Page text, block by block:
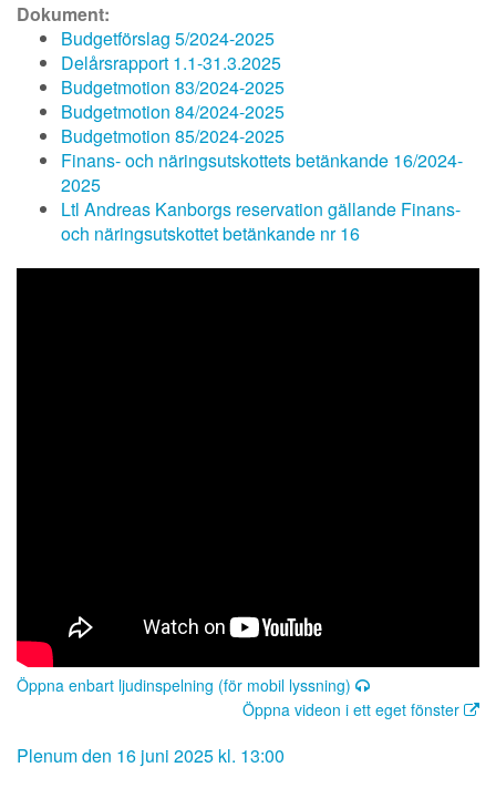
Dokument:
Budgetförslag 5/2024-2025
Delårsrapport 1.1-31.3.2025
Budgetmotion 83/2024-2025
Budgetmotion 84/2024-2025
Budgetmotion 85/2024-2025
Finans- och näringsutskottets betänkande 16/2024-
2025
Ltl Andreas Kanborgs reservation gällande Finans-
och näringsutskottet betänkande nr 16
Öppna enbart ljudinspelning (för mobil lyssning)
Öppna videon i ett eget fönster
Plenum den 16 juni 2025 kl. 13:00